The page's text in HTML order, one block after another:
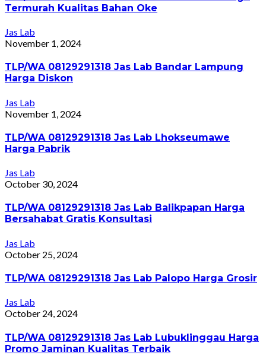
Termurah Kualitas Bahan Oke
Jas Lab
November 1, 2024
TLP/WA 08129291318 Jas Lab Bandar Lampung
Harga Diskon
Jas Lab
November 1, 2024
TLP/WA 08129291318 Jas Lab Lhokseumawe
Harga Pabrik
Jas Lab
October 30, 2024
TLP/WA 08129291318 Jas Lab Balikpapan Harga
Bersahabat Gratis Konsultasi
Jas Lab
October 25, 2024
TLP/WA 08129291318 Jas Lab Palopo Harga Grosir
Jas Lab
October 24, 2024
TLP/WA 08129291318 Jas Lab Lubuklinggau Harga
Promo Jaminan Kualitas Terbaik